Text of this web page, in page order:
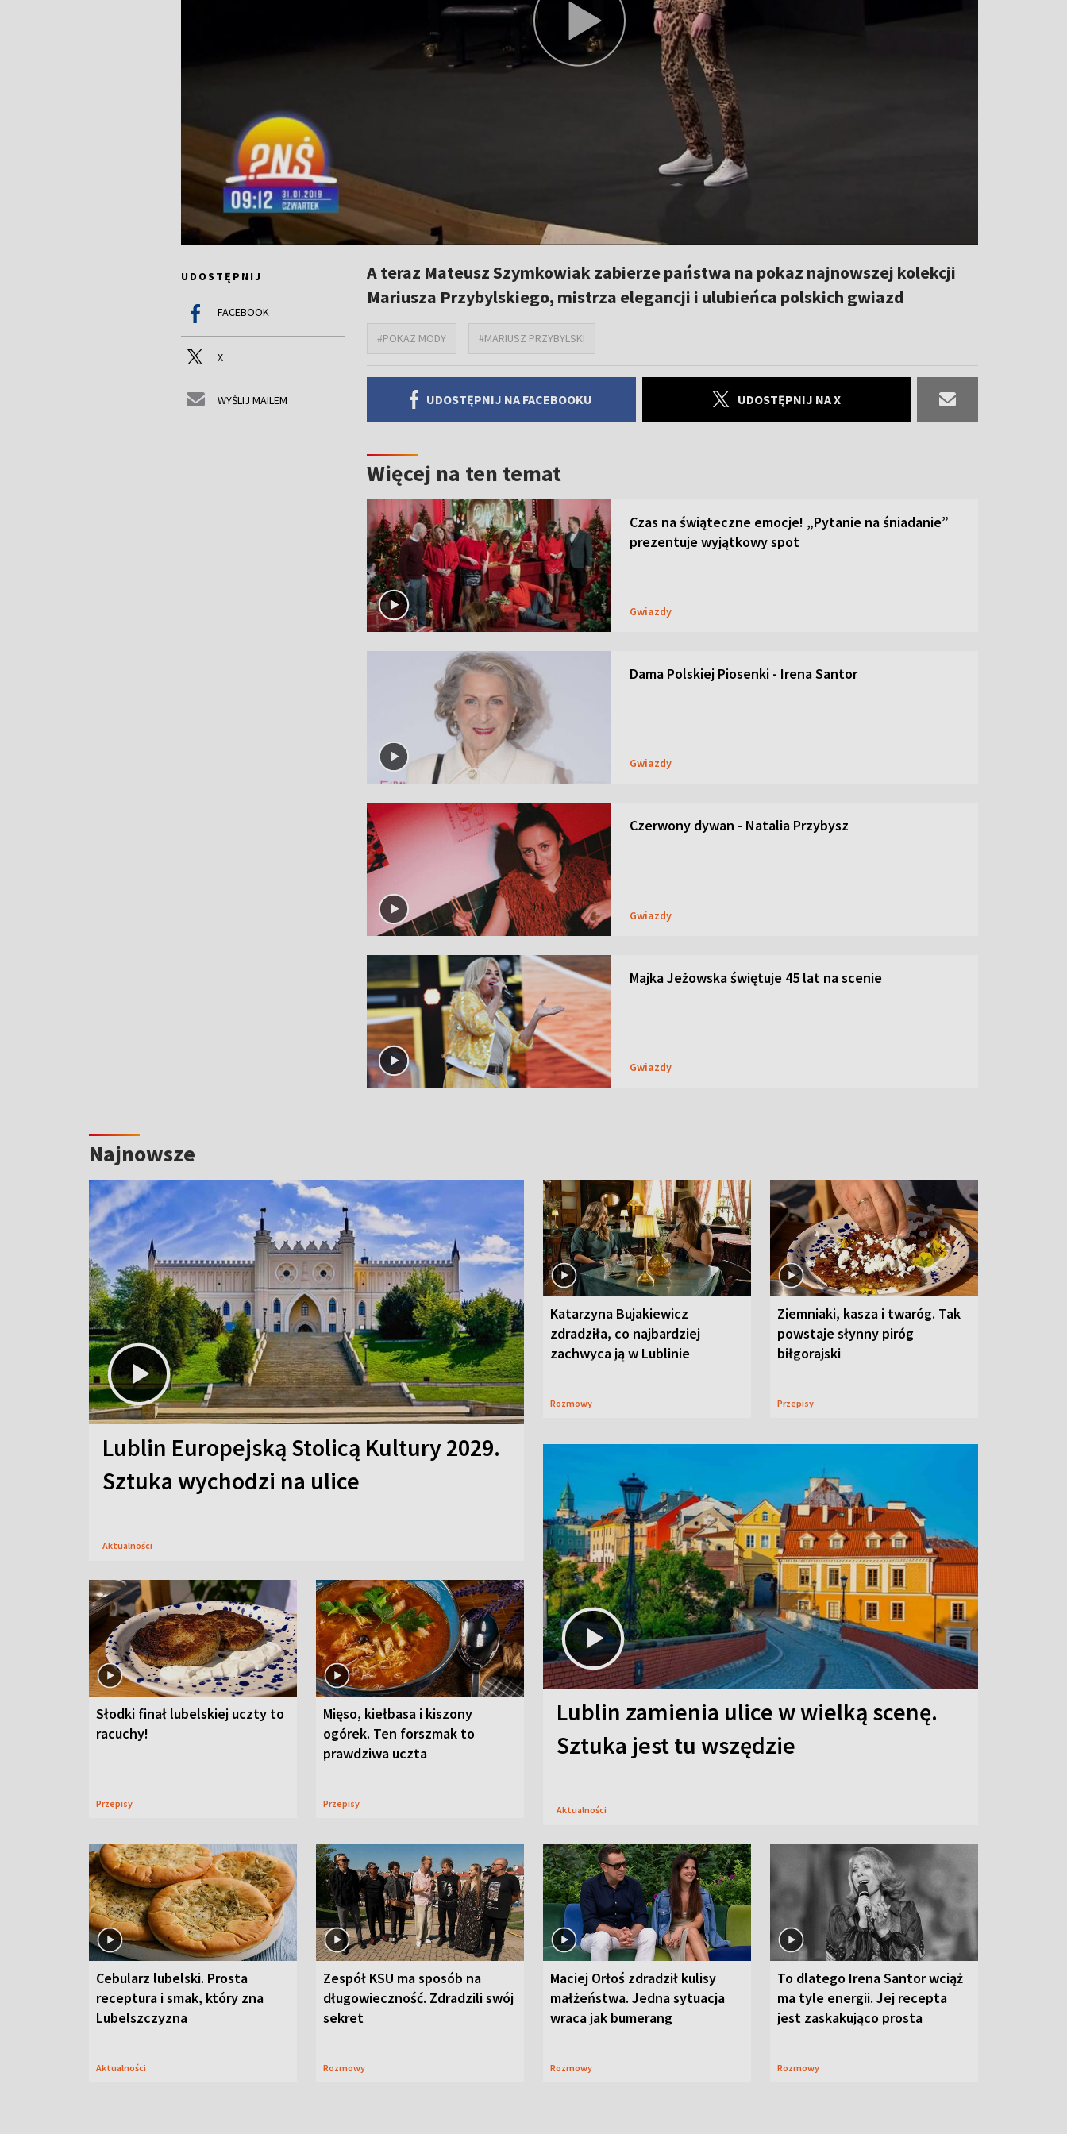
UDOSTĘPNIJ
FACEBOOK
X
WYŚLIJ MAILEM
A teraz Mateusz Szymkowiak zabierze państwa na pokaz najnowszej kolekcji
Mariusza Przybylskiego, mistrza elegancji i ulubieńca polskich gwiazd
#POKAZ MODY #MARIUSZ PRZYBYLSKI
UDOSTĘPNIJ NA FACEBOOKU UDOSTĘPNIJ NA X
Więcej na ten temat
Czas na świąteczne emocje! „Pytanie na śniadanie”
prezentuje wyjątkowy spot
Gwiazdy
Dama Polskiej Piosenki - Irena Santor
Gwiazdy
Czerwony dywan - Natalia Przybysz
Gwiazdy
Majka Jeżowska świętuje 45 lat na scenie
Gwiazdy
Najnowsze
Lublin Europejską Stolicą Kultury 2029.
Sztuka wychodzi na ulice
Aktualności
Katarzyna Bujakiewicz
zdradziła, co najbardziej
zachwyca ją w Lublinie
Rozmowy
Ziemniaki, kasza i twaróg. Tak
powstaje słynny piróg
biłgorajski
Przepisy
Słodki finał lubelskiej uczty to
racuchy!
Przepisy
Mięso, kiełbasa i kiszony
ogórek. Ten forszmak to
prawdziwa uczta
Przepisy
Lublin zamienia ulice w wielką scenę.
Sztuka jest tu wszędzie
Aktualności
Cebularz lubelski. Prosta
receptura i smak, który zna
Lubelszczyzna
Aktualności
Zespół KSU ma sposób na
długowieczność. Zdradzili swój
sekret
Rozmowy
Maciej Orłoś zdradził kulisy
małżeństwa. Jedna sytuacja
wraca jak bumerang
Rozmowy
To dlatego Irena Santor wciąż
ma tyle energii. Jej recepta
jest zaskakująco prosta
Rozmowy